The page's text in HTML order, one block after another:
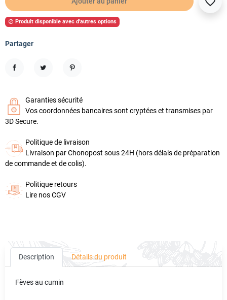
 Produit disponible avec d'autres options
Partager
Garanties sécurité
Vos coordonnées bancaires sont cryptées et transmises par
3D Secure.
Politique de livraison
Livraison par Chonopost sous 24H (hors délais de préparation
de commande et de colis).
Politique retours
Lire nos CGV
Description Détails du produit
Fèves au cumin